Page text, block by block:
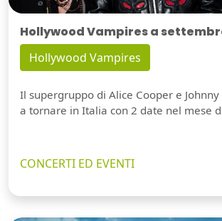
Hollywood Vampires a
Hollywood Vampires
Il supergruppo di Alice Cooper e
a tornare in Italia con 2 date nel mese
CONCERTI ED EVENTI